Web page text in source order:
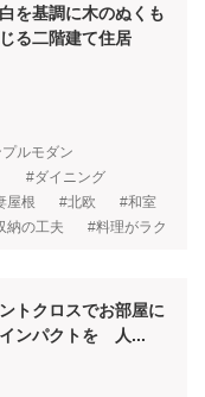
を基調に木のぬくも
る二階建て住居
ルモダン
#ダイニング
屋根 #北欧
#和室
納の工夫 #料理がラク
トクロスでお部屋に
ンパクトを 人...